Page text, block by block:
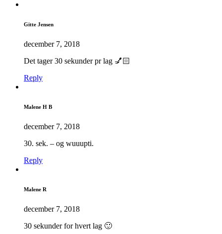
Gitte Jensen
december 7, 2018
Det tager 30 sekunder pr lag 💅🏻
Reply
Malene H B
december 7, 2018
30. sek. – og wuuupti.
Reply
Malene R
december 7, 2018
30 sekunder for hvert lag 🙂